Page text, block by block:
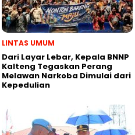
LINTAS UMUM
Dari Layar Lebar, Kepala BNNP
Kalteng Tegaskan Perang
Melawan Narkoba Dimulai dari
Kepedulian